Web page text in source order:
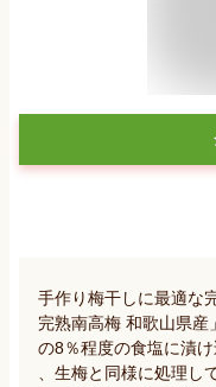
手作り梅干しに最適な
完熟南高梅 和歌山県
の8％程度の食塩に漬
、生梅と同様に処理し